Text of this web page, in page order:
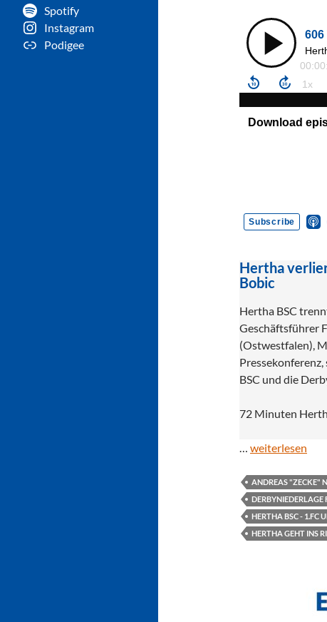
Hertha
Bobic
Hertha BSC
Geschäftsführer
(Ostwestfalen),
BSC und die
72 Minuten
… weiterlesen
ANDREAS "ZECKE"
DERBYNIEDERLAGE
HERTHA BSC - 1.FC
HERTHA GEHT INS
Spotify
Instagram
Podigee